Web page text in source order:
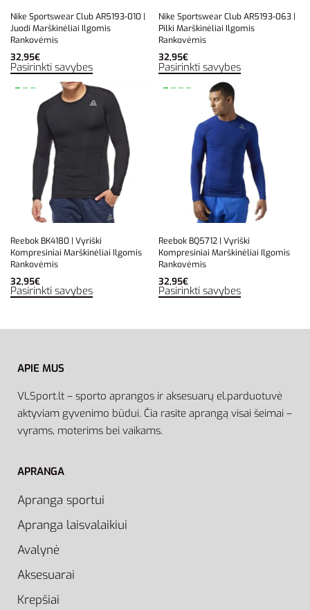
Nike Sportswear Club AR5193-010 |
Juodi Marškinėliai Ilgomis
Rankovėmis
32,95€
Pasirinkti savybes
Nike Sportswear Club AR5193-063 |
Pilki Marškinėliai Ilgomis
Rankovėmis
32,95€
Pasirinkti savybes
Reebok BK4180 | Vyriški
Kompresiniai Marškinėliai Ilgomis
Rankovėmis
32,95€
Pasirinkti savybes
Reebok BQ5712 | Vyriški
Kompresiniai Marškinėliai Ilgomis
Rankovėmis
32,95€
Pasirinkti savybes
APIE MUS
VLSport.lt – sporto aprangos ir aksesuarų el.parduotuvė
aktyviam gyvenimo būdui. Čia rasite aprangą visai šeimai –
vyrams, moterims bei vaikams.
APRANGA
Apranga sportui
Apranga laisvalaikiui
Avalynė
Aksesuarai
Krepšiai